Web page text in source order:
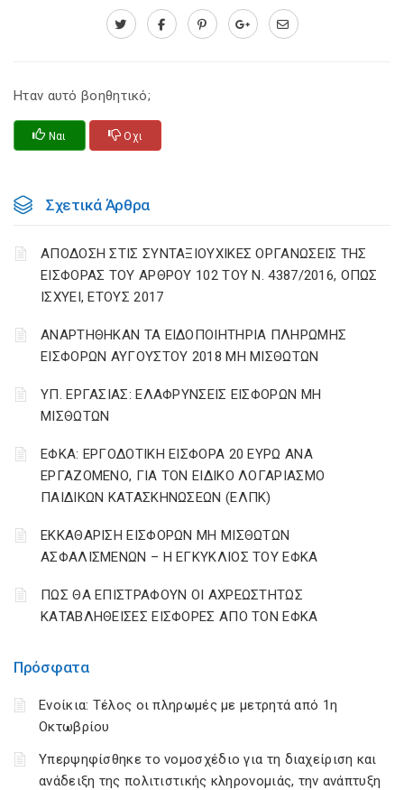
Πρόσφατα
Ενοίκια: Τέλος οι πληρωμές με μετρητά από 1η
Οκτωβρίου
Υπερψηφίσθηκε το νομοσχέδιο για τη διαχείριση και
ανάδειξη της πολιτιστικής κληρονομιάς, την ανάπτυξη
Ηταν αυτό βοηθητικό;
Ναι Οχι
Σχετικά Άρθρα
ΑΠΟΔΟΣΗ ΣΤΙΣ ΣΥΝΤΑΞΙΟΥΧΙΚΕΣ ΟΡΓΑΝΩΣΕΙΣ ΤΗΣ
ΕΙΣΦΟΡΑΣ ΤΟΥ ΑΡΘΡΟΥ 102 ΤΟΥ Ν. 4387/2016, ΟΠΩΣ
ΙΣΧΥΕΙ, ΕΤΟΥΣ 2017
ΑΝΑΡΤΗΘΗΚΑΝ ΤΑ ΕΙΔΟΠΟΙΗΤΗΡΙΑ ΠΛΗΡΩΜΗΣ
ΕΙΣΦΟΡΩΝ ΑΥΓΟΥΣΤΟΥ 2018 ΜΗ ΜΙΣΘΩΤΩΝ
ΥΠ. ΕΡΓΑΣΙΑΣ: ΕΛΑΦΡΥΝΣΕΙΣ ΕΙΣΦΟΡΩΝ ΜΗ
ΜΙΣΘΩΤΩΝ
ΕΦΚΑ: ΕΡΓΟΔΟΤΙΚΗ ΕΙΣΦΟΡΑ 20 ΕΥΡΩ ΑΝΑ
ΕΡΓΑΖΟΜΕΝΟ, ΓΙΑ ΤΟΝ ΕΙΔΙΚΟ ΛΟΓΑΡΙΑΣΜΟ
ΠΑΙΔΙΚΩΝ ΚΑΤΑΣΚΗΝΩΣΕΩΝ (ΕΛΠΚ)
ΕΚΚΑΘΑΡΙΣΗ ΕΙΣΦΟΡΩΝ ΜΗ ΜΙΣΘΩΤΩΝ
ΑΣΦΑΛΙΣΜΕΝΩΝ – Η ΕΓΚΥΚΛΙΟΣ ΤΟΥ ΕΦΚΑ
ΠΩΣ ΘΑ ΕΠΙΣΤΡΑΦΟΥΝ ΟΙ ΑΧΡΕΩΣΤΗΤΩΣ
ΚΑΤΑΒΛΗΘΕΙΣΕΣ ΕΙΣΦΟΡΕΣ ΑΠΟ ΤΟΝ ΕΦΚΑ